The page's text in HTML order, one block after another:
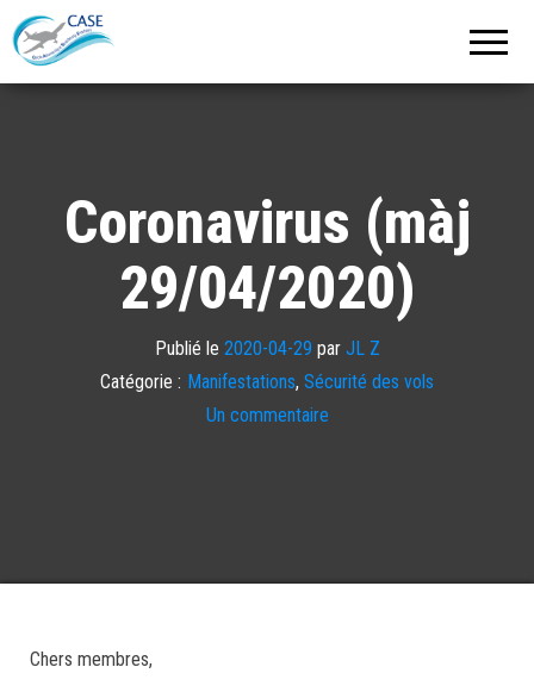
Coronavirus (màj
29/04/2020)
Publié le 2020-04-29 par JL Z
Catégorie : Manifestations, Sécurité des vols
Un commentaire
Chers membres,